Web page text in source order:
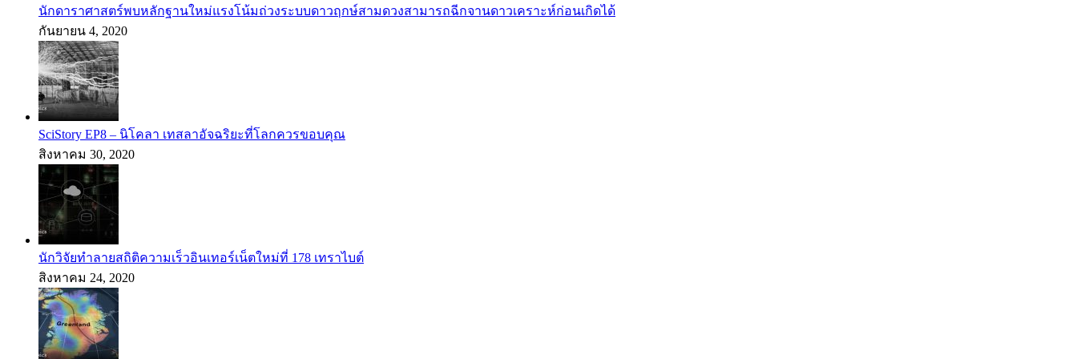
นักดาราศาสตร์พบหลักฐานใหม่แรงโน้มถ่วงระบบดาวฤกษ์สามดวงสามารถฉีกจานดาวเคราะห์ก่อนเกิดได้
กันยายน 4, 2020
SciStory EP8 – นิโคลา เทสลาอัจฉริยะที่โลกควรขอบคุณ
สิงหาคม 30, 2020
นักวิจัยทำลายสถิติความเร็วอินเทอร์เน็ตใหม่ที่ 178 เทราไบต์
สิงหาคม 24, 2020